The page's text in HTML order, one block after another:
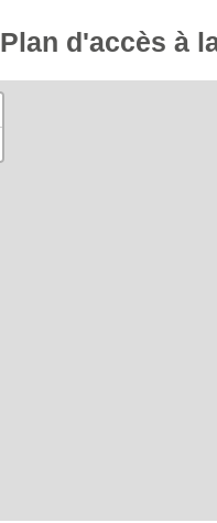
Plan d'accès à